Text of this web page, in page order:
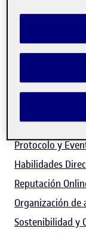
institucional,
de eventos,
creatividad y
Docente de los
Comunicación
Comunicación,
Protocolo y
Habilidades
Reputación
Organización
Sostenibilidad y